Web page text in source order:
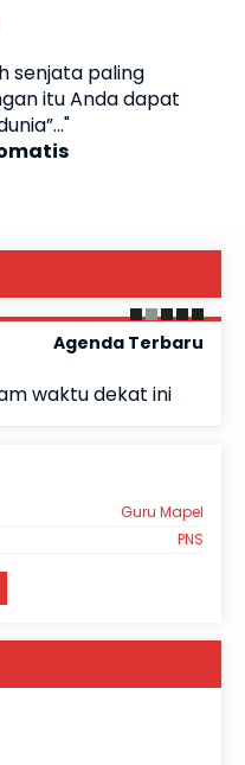
senjata paling
itu Anda dapat
SMAN 1
prestasi
Agenda Terbaru
waktu dekat ini
Guru Mapel
PNS